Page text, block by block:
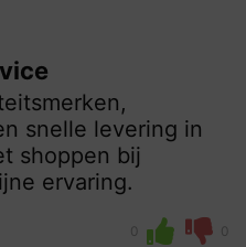
snelle levering in
shoppen bij
ervaring.
0 0